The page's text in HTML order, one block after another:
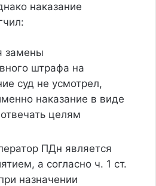
наказание
замены
штрафа на
суд не усмотрел,
наказание в виде
целям
ПДн является
а согласно ч. 1 ст.
назначении